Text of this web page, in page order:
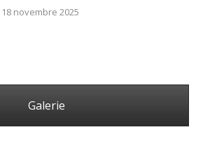
18 novembre 2025
Galerie